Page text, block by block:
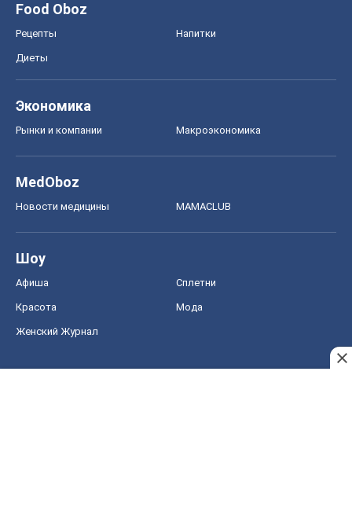
Food Oboz
Рецепты Напитки
Диеты
Экономика
Рынки и компании Mакроэкономика
MedOboz
Новости медицины MAMACLUB
Шоу
Афиша Сплетни
Красота Мода
Женский Журнал